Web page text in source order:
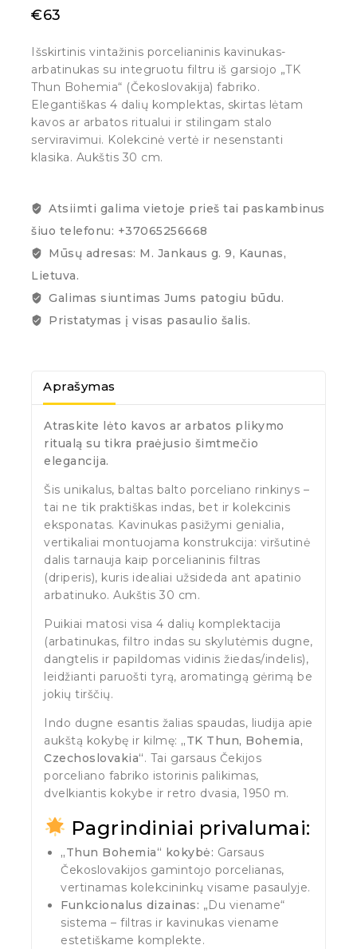
€63
Išskirtinis vintažinis porcelianinis kavinukas-
arbatinukas su integruotu filtru iš garsiojo „TK
Thun Bohemia“ (Čekoslovakija) fabriko.
Elegantiškas 4 dalių komplektas, skirtas lėtam
kavos ar arbatos ritualui ir stilingam stalo
serviravimui. Kolekcinė vertė ir nesenstanti
klasika. Aukštis 30 cm.
Atsiimti galima vietoje prieš tai paskambinus
šiuo telefonu: +37065256668
Mūsų adresas: M. Jankaus g. 9, Kaunas,
Lietuva.
Galimas siuntimas Jums patogiu būdu.
Pristatymas į visas pasaulio šalis.
Aprašymas
Atraskite lėto kavos ar arbatos plikymo
ritualą su tikra praėjusio šimtmečio
elegancija.
Šis unikalus, baltas balto porceliano rinkinys –
tai ne tik praktiškas indas, bet ir kolekcinis
eksponatas. Kavinukas pasižymi genialia,
vertikaliai montuojama konstrukcija: viršutinė
dalis tarnauja kaip porcelianinis filtras
(driperis), kuris idealiai užsideda ant apatinio
arbatinuko. Aukštis 30 cm.
Puikiai matosi visa 4 dalių komplektacija
(arbatinukas, filtro indas su skylutėmis dugne,
dangtelis ir papildomas vidinis žiedas/indelis),
leidžianti paruošti tyrą, aromatingą gėrimą be
jokių tirščių.
Indo dugne esantis žalias spaudas, liudija apie
aukštą kokybę ir kilmę: „TK Thun, Bohemia,
Czechoslovakia“. Tai garsaus Čekijos
porceliano fabriko istorinis palikimas,
dvelkiantis kokybe ir retro dvasia, 1950 m.
Pagrindiniai privalumai:
„Thun Bohemia“ kokybė: Garsaus
Čekoslovakijos gamintojo porcelianas,
vertinamas kolekcininkų visame pasaulyje.
Funkcionalus dizainas: „Du viename“
sistema – filtras ir kavinukas viename
estetiškame komplekte.